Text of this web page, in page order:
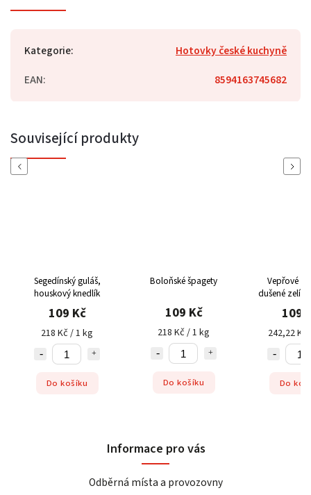
Kategorie:
Hotovky české kuchyně
EAN: 8594163745682
Související produkty
Previous
Segedínský guláš,
houskový knedlík
109 Kč
218 Kč / 1 kg
Do košíku
Boloňské špagety
109 Kč
218 Kč / 1 kg
Do košíku
Vepřové
dušené zelí,
109
242,22
Do
Next
Informace pro vás
Odběrná místa a provozovny